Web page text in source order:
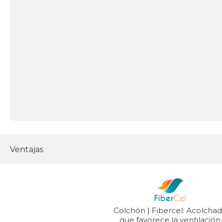
Ventajas
Colchón | Fibercel:
que favorece la ventilación